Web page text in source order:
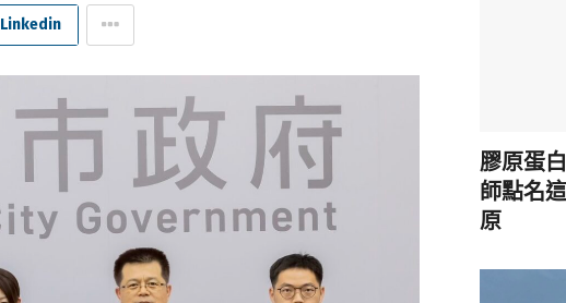
Linkedin
膠原蛋
師點名
原